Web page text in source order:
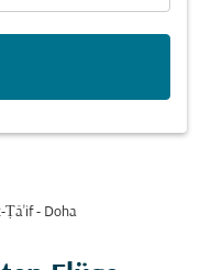
Ṭā'if - Doha